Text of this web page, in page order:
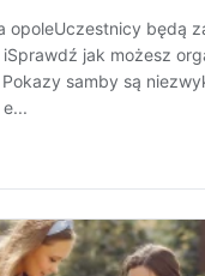
opoleUczestnicy będą
jak możesz
samby są